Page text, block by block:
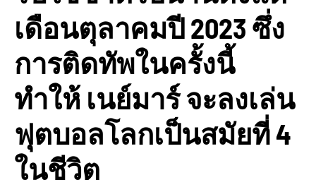
เดือนตุลาคมปี 2023 ซึ่ง
การติดทัพในครั้งนี้
ทำให้ เนย์มาร์ จะลงเล่น
ฟุตบอลโลกเป็นสมัยที่ 4
ในชีวิต